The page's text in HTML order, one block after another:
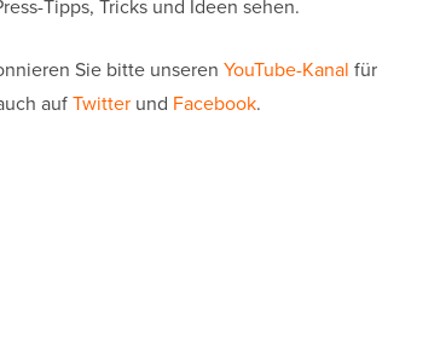
Tipps, Tricks und Ideen sehen.
Sie bitte unseren YouTube-Kanal für
aufTwitter und Facebook.